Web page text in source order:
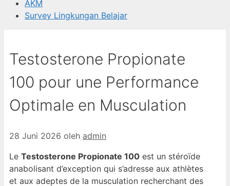
AKM
Survey Lingkungan Belajar
Testosterone Propionate
100 pour une Performance
Optimale en Musculation
28 Juni 2026 oleh admin
Le Testosterone Propionate 100 est un stéroïde
anabolisant d’exception qui s’adresse aux athlètes
et aux adeptes de la musculation recherchant des